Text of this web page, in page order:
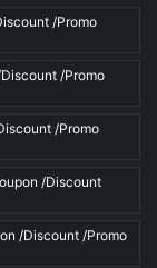
/Promo
/Promo
/Promo
/Discount
/Discount /Promo